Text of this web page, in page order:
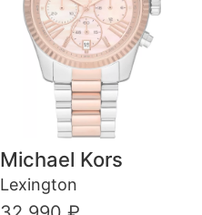
Michael Kors
Lexington